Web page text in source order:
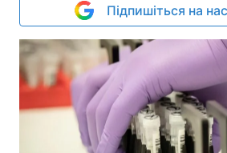
Підпишіться на